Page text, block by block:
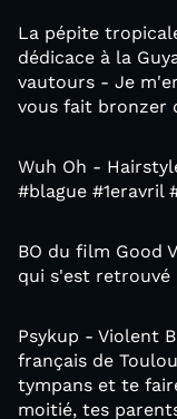
La pépite
dédicace à la
vautours - Je
vous fait bronzer
Wuh Oh -
#blague #1eravril
BO du film Good
qui s'est retrouvé
Psykup - Violent
français de
tympans et te
moitié, tes